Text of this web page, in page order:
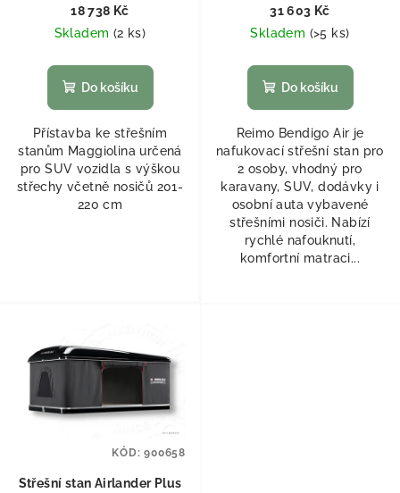
18 738 Kč
Skladem (2 ks)
Do košíku
Přístavba ke střešním
stanům Maggiolina určená
pro SUV vozidla s výškou
střechy včetně nosičů 201-
220 cm
31 603 Kč
Skladem (>5 ks)
Do košíku
Reimo Bendigo Air je
nafukovací střešní stan pro
2 osoby, vhodný pro
karavany, SUV, dodávky i
osobní auta vybavené
střešními nosiči. Nabízí
rychlé nafouknutí,
komfortní matraci...
Střešní stan Airlander Plus
KÓD:900658